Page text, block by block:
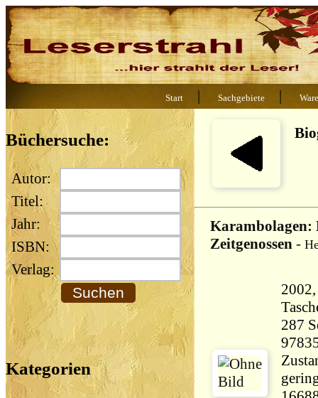
Start | Sachgebiete |
Büchersuche:
Autor:
Titel:
Jahr:
ISBN:
Verlag:
Kategorien
Karambolagen:
Zeitgenossen -
287 Seiten